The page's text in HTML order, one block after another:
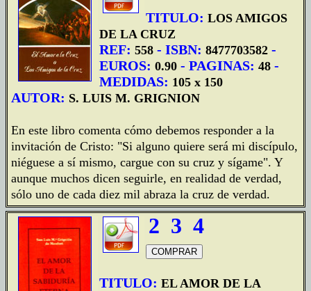
TITULO: LOS AMIGOS
DE LA CRUZ
REF: 558 - ISBN: 8477703582 -
EUROS: 0.90 - PAGINAS: 48 -
MEDIDAS: 105 x 150
AUTOR: S. LUIS M. GRIGNION
En este libro comenta cómo debemos responder a la
invitación de Cristo: "Si alguno quiere será mi discípulo,
niéguese a sí mismo, cargue con su cruz y sígame". Y
aunque muchos dicen seguirle, en realidad de verdad,
sólo uno de cada diez mil abraza la cruz de verdad.
2 3 4
TITULO: EL AMOR DE LA